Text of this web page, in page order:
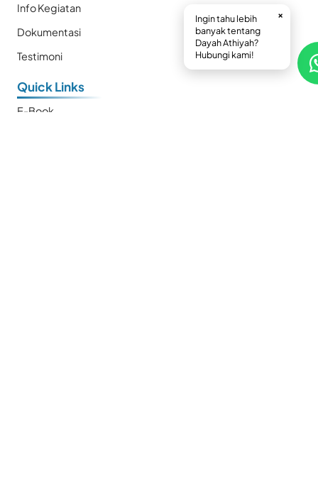
Info Kegiatan
Dokumentasi
Testimoni
Quick Links
E-Book
Ingin tahu lebih
banyak tentang
Dayah Athiyah?
Hubungi kami!
×